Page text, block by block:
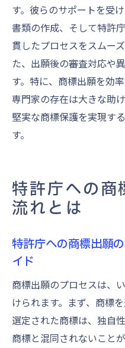
す。彼らのサポートを受
書類の作成、そして特許
貫したプロセスをスムー
た、出願後の審査対応や
す。特に、商標出願を効
専門家の存在は大きな助
堅実な商標保護を実現す
す。
特許庁への商
流れとは
特許庁への商標出願
イド
商標出願のプロセスは、
けられます。まず、商標
選定された商標は、独自
商標と混同されないこと